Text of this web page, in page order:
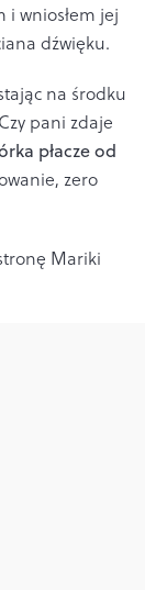
i wniosłem jej
dźwięku.
na środku
pani zdaje
płacze od
zero
Mariki